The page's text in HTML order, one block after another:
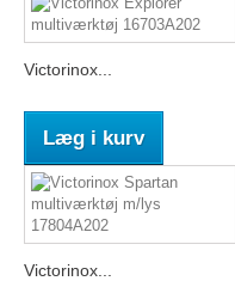
Victorinox...
Læg i kurv
Victorinox...